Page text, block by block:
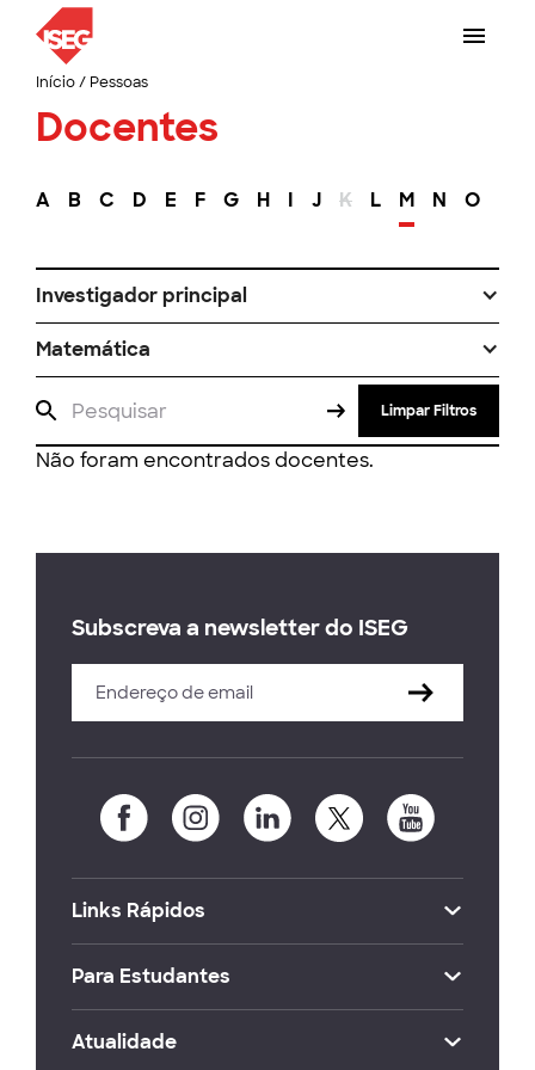
Início/ Pessoas
Docentes
A B C D E F G H I J K L M N O
Investigador principal
Matemática
Limpar Filtros
Não foram encontrados docentes.
Subscreva a newsletter do ISEG
Links Rápidos
Para Estudantes
Atualidade